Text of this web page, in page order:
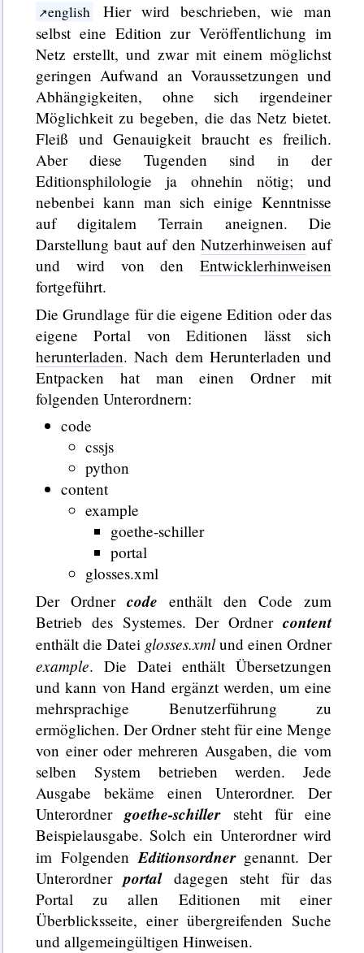
english
Hier wird beschrieben, wie man
selbst eine Edition zur Veröffentlichung im
Netz erstellt, und zwar mit einem möglichst
geringen Aufwand an Voraussetzungen und
Abhängigkeiten, ohne sich irgendeiner
Möglichkeit zu begeben, die das Netz bietet.
Fleiß und Genauigkeit braucht es freilich.
Aber diese Tugenden sind in der
Editionsphilologie ja ohnehin nötig; und
nebenbei kann man sich einige Kenntnisse
auf digitalem Terrain aneignen. Die
Darstellung baut auf den Nutzerhinweisenauf
und wird von denEntwicklerhinweisen
fortgeführt.
Die Grundlage für die eigene Edition oder das
eigene Portal von Editionen lässt sich
herunterladen. Nach dem Herunterladen und
Entpacken hat man einen Ordner mit
folgenden Unterordnern:
code
cssjs
python
content
example
goethe-schiller
portal
glosses.xml
Der Ordner code enthält den Code zum
Betrieb des Systemes. Der Ordnercontent
enthält die Datei glosses.xmlund einen Ordner
example. Die Datei enthält Übersetzungen
und kann von Hand ergänzt werden, um eine
mehrsprachige Benutzerführung zu
ermöglichen. Der Ordner steht für eine Menge
von einer oder mehreren Ausgaben, die vom
selben System betrieben werden. Jede
Ausgabe bekäme einen Unterordner. Der
Unterordnergoethe-schillersteht für eine
Beispielausgabe. Solch ein Unterordner wird
im FolgendenEditionsordnergenannt. Der
Unterordnerportaldagegen steht für das
Portal zu allen Editionen mit einer
Überblicksseite, einer übergreifenden Suche
und allgemeingültigen Hinweisen.